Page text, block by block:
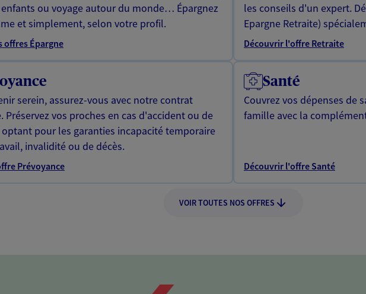
ou voyage autour du monde… Épargnez
et simplement, selon votre profil.
offres Épargne
les conseils d'un expert.
Epargne Retraite)
Découvrir l'offre Retraite
serein, assurez-vous avec notre contrat
Préservez vos proches en cas d'accident ou de
pour les garanties incapacité temporaire
invalidité ou de décès.
Prévoyance
Santé
Couvrez vos dépenses de
famille avec la
Découvrir l'offre Santé
VOIR TOUTES NOS OFFRES